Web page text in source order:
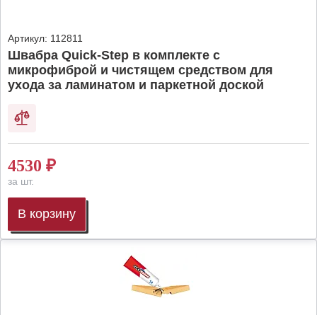
Артикул: 112811
Швабра Quick-Step в комплекте с
микрофиброй и чистящем средством для
ухода за ламинатом и паркетной доской
4530 ₽
за шт.
В корзину